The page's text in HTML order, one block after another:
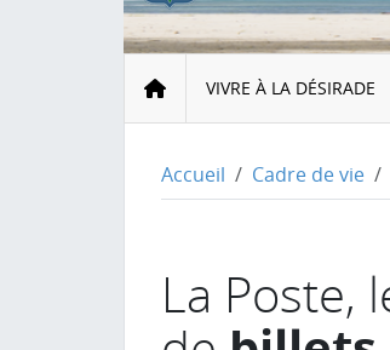
AccueilVIVRE À LA DÉSIRADE
Accueil Cadre de vie
La Poste,